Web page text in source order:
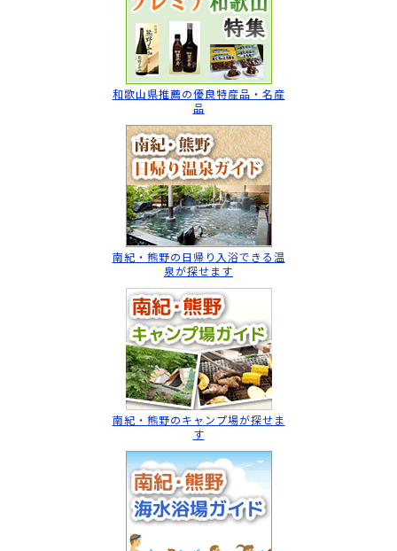
和歌山県推薦の優良特産品・名産
品
南紀・熊野の日帰り入浴できる温
泉が探せます
南紀・熊野のキャンプ場が探せま
す